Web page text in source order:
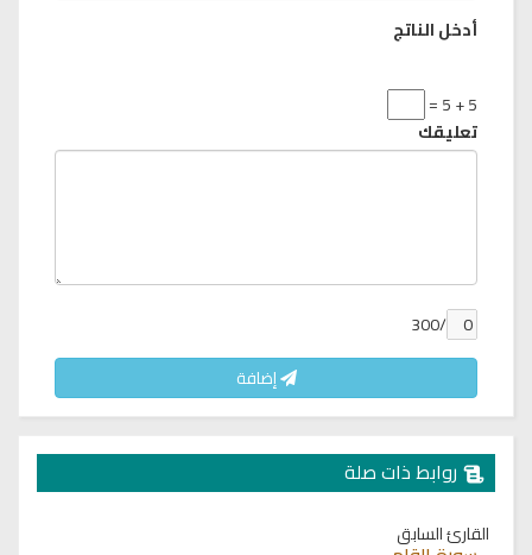
أدخل الناتج
5 + 5 =
تعليقك
/300
إضافة
روابط ذات صلة
القارئ السابق